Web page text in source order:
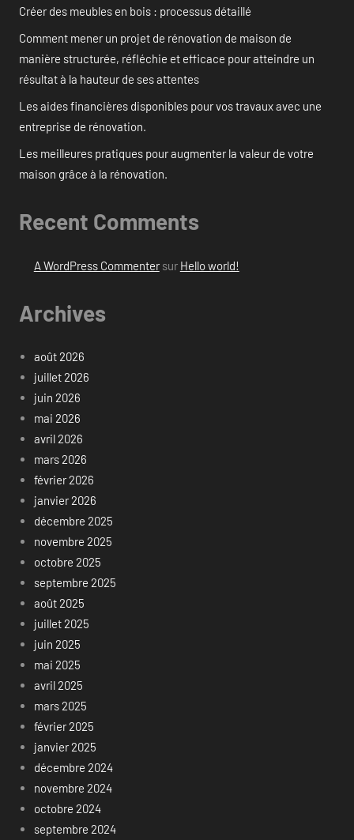
Créer des meubles en bois : processus détaillé
Comment mener un projet de rénovation de maison de
manière structurée, réfléchie et efficace pour atteindre un
résultat à la hauteur de ses attentes
Les aides financières disponibles pour vos travaux avec une
entreprise de rénovation.
Les meilleures pratiques pour augmenter la valeur de votre
maison grâce à la rénovation.
Recent Comments
A WordPress Commentersur Hello world!
Archives
août 2026
juillet 2026
juin 2026
mai 2026
avril 2026
mars 2026
février 2026
janvier 2026
décembre 2025
novembre 2025
octobre 2025
septembre 2025
août 2025
juillet 2025
juin 2025
mai 2025
avril 2025
mars 2025
février 2025
janvier 2025
décembre 2024
novembre 2024
octobre 2024
septembre 2024